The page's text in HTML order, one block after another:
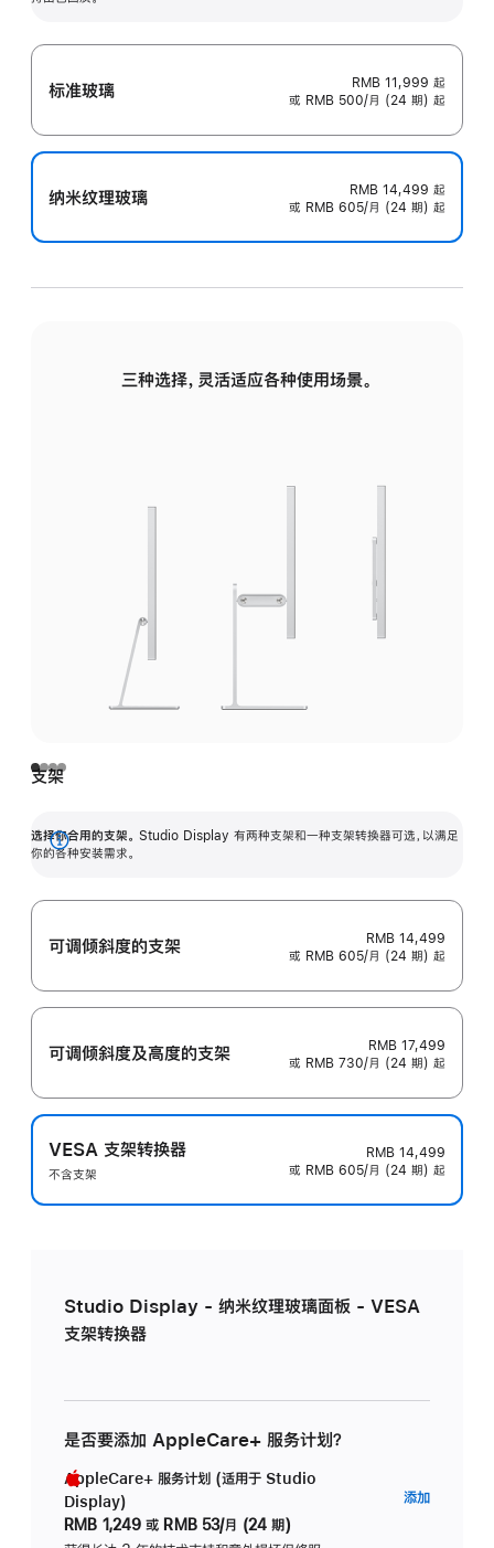
开
标准玻璃 RMB 11,999 起
或 RMB 500/月 (24 期) 起
纳米纹理玻璃 RMB 14,499 起
或 RMB 605/月 (24 期) 起
三种选择，灵活适应各种使用场景。
支架
选择你合用的支架。 Studio Display 有两种支架和一种支架转换器可选，以满足
你的各种安装需求。
展
可调倾斜度的支架
RMB 14,499
或 RMB 605/月 (24 期) 起
可调倾斜度及高‍度的支‍架
RMB 17,499
或 RMB 730/月 (24 期) 起
VESA 支架转换器
不含支架
RMB 14,499
或 RMB 605/月 (24 期) 起
Studio Display - 纳米纹理玻璃面板 - VESA
支架转换器
是否要添加 AppleCare+ 服务计划？
AppleCare+ 服务计划 (适用于 Studio
Display)
RMB 1,249 或 RMB 53/月 (24 期)
添加